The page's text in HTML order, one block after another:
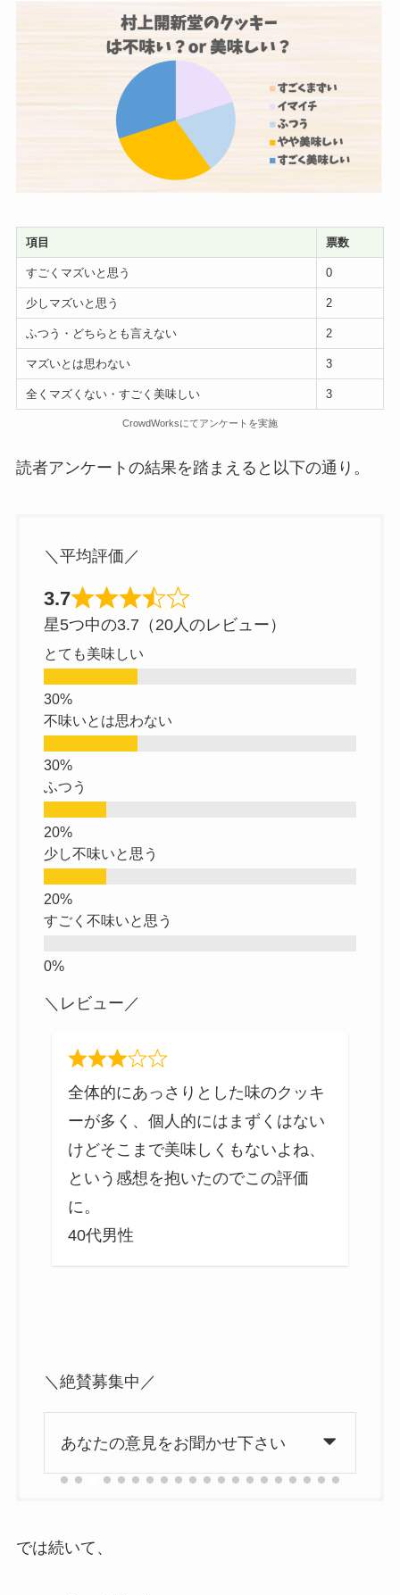
項目 票数
すごくマズいと思う 0
少しマズいと思う 2
ふつう・どちらとも言えない 2
マズいとは思わない 3
全くマズくない・すごく美味しい 3
CrowdWorksにてアンケートを実施
読者アンケートの結果を踏まえると以下の通り。
＼平均評価／
3.7
星5つ中の3.7（20人のレビュー）
とても美味しい
不味いとは思わない
ふつう
少し不味いと思う
すごく不味いと思う
＼レビュー／
全体的にあっさりとした味のクッキ
ーが多く、個人的にはまずくはない
けどそこまで美味しくもないよね、
という感想を抱いたのでこの評価
に。
40代男性
＼絶賛募集中／
あなたの意見をお聞かせ下さい
では続いて、